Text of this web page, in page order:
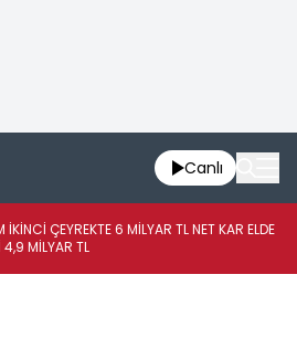
Canlı
İKİNCİ ÇEYREKTE 6 MİLYAR TL NET KAR ELDE
4,9 MİLYAR TL